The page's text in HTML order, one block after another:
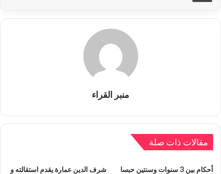
منبر القراء
مقالات ذات صلة
أحكام بين 3 سنوات وسنتين حبسا
شرف الدين عمارة يقدم استقالته و